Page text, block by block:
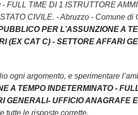
FULL TIME DI 1 ISTRUTTORE
CIVILE. - Abruzzo - Comune
PER L’ASSUNZIONE A
(EX CAT C) - SETTORE AFFARI
ogni argomento, e sperimentare
A TEMPO INDETERMINATO -
GENERALI- UFFICIO
tutte le risposte corrette.